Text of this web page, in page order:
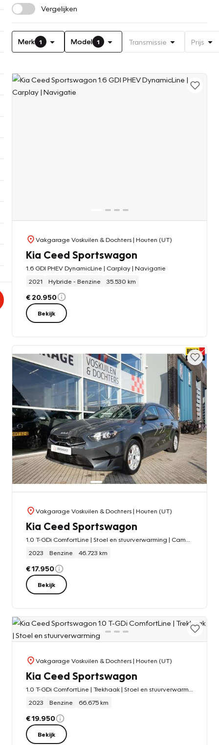
Vergelijken
Merk 1 Model 1 Transmissie Prijs
Vakgarage Voskuilen & Dochters| Houten (UT)
Kia Ceed Sportswagon
1.6 GDI PHEV DynamicLine | Carplay | Navigatie
2021
Hybride - Benzine 35.530 km
€ 20.950
Bekijk
Vakgarage Voskuilen & Dochters| Houten (UT)
Kia Ceed Sportswagon
2023
Benzine 46.723 km
€ 17.950
Bekijk
Vakgarage Voskuilen & Dochters| Houten (UT)
Kia Ceed Sportswagon
2023
Benzine 66.675 km
€ 19.950
Bekijk